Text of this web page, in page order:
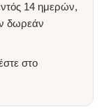
14 ημερών,
δωρεάν
στο